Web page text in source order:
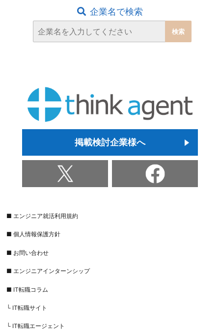
企業名で検索
掲載検討企業様へ
■ エンジニア就活利用規約
■ 個人情報保護方針
■ お問い合わせ
■ エンジニアインターンシップ
■ IT転職コラム
└ IT転職サイト
└ IT転職エージェント